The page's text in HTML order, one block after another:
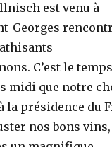
est venu à
Georges
C’est le
midi que notre
la présidence du
nos bons